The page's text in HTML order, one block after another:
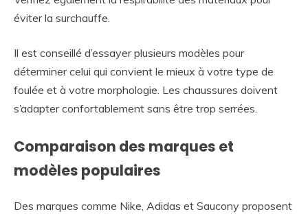
éviter la surchauffe.
Il est conseillé d’essayer plusieurs modèles pour
déterminer celui qui convient le mieux à votre type de
foulée et à votre morphologie. Les chaussures doivent
s’adapter confortablement sans être trop serrées.
Comparaison des marques et
modèles populaires
Des marques comme Nike, Adidas et Saucony proposent